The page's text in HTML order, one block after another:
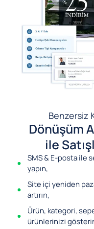
Benzersiz
Dönüşüm
ile
SMS & E-posta ile
yapın,
Site içi yeniden
artırın,
Ürün, kategori,
ürünlerinizi